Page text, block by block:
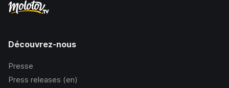
Découvrez-nous
Presse
Press releases (en)